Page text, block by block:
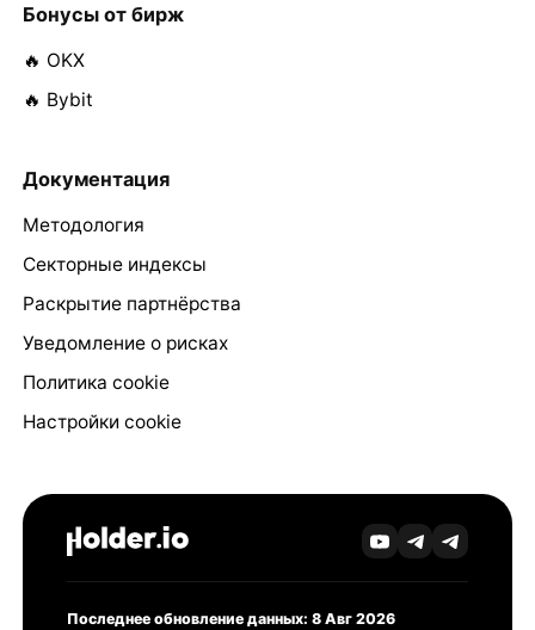
Бонусы от бирж
🔥 OKX
🔥 Bybit
Документация
Методология
Секторные индексы
Раскрытие партнёрства
Уведомление о рисках
Политика cookie
Настройки cookie
Последнее обновление данных: 8 Авг 2026